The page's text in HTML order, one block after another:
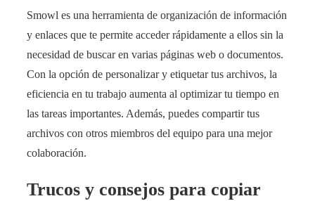
Smowl es una herramienta de organización de información
y enlaces que te permite acceder rápidamente a ellos sin la
necesidad de buscar en varias páginas web o documentos.
Con la opción de personalizar y etiquetar tus archivos, la
eficiencia en tu trabajo aumenta al optimizar tu tiempo en
las tareas importantes. Además, puedes compartir tus
archivos con otros miembros del equipo para una mejor
colaboración.
Trucos y consejos para copiar